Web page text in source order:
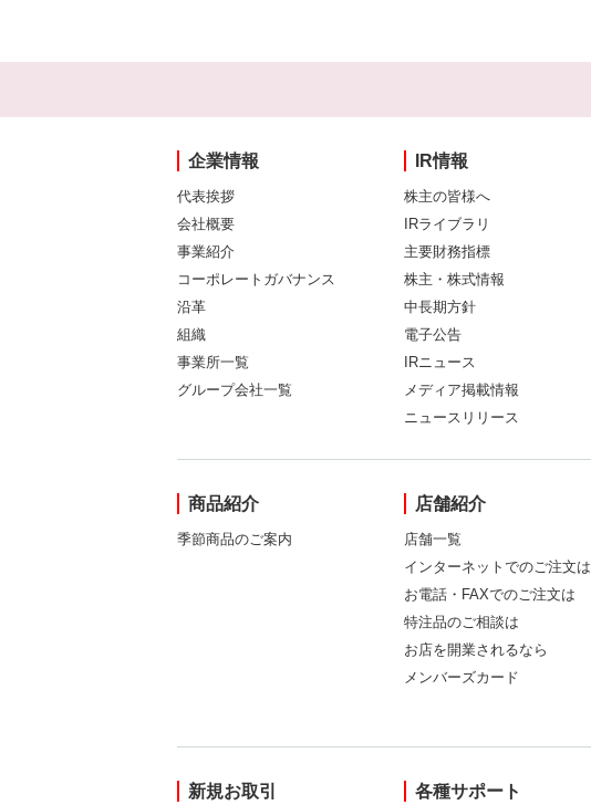
企業情報
代表挨拶
会社概要
事業紹介
コーポレートガバナンス
沿革
組織
事業所一覧
グループ会社一覧
IR情報
株主の皆様へ
IRライブラリ
主要財務指標
株主・株式情報
中長期方針
電子公告
IRニュース
メディア掲載情報
ニュースリリース
商品紹介
季節商品のご案内
店舗紹介
店舗一覧
インターネットでのご注文は
お電話・FAXでのご注文は
特注品のご相談は
お店を開業されるなら
メンバーズカード
新規お取引 各種サポート